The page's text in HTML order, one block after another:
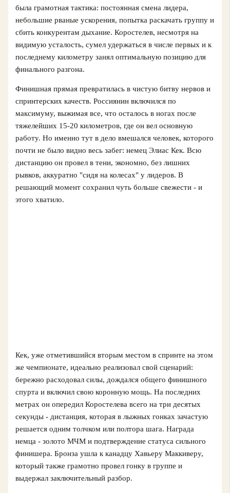
была грамотная тактика: постоянная смена лидера,
небольшие рваные ускорения, попытка раскачать группу и
сбить конкурентам дыхание. Коростелев, несмотря на
видимую усталость, сумел удержаться в числе первых и к
последнему километру занял оптимальную позицию для
финального разгона.
Финишная прямая превратилась в чистую битву нервов и
спринтерских качеств. Россиянин включился по
максимуму, выжимая все, что осталось в ногах после
тяжелейших 15-20 километров, где он вел основную
работу. Но именно тут в дело вмешался человек, которого
почти не было видно весь забег: немец Элиас Кек. Всю
дистанцию он провел в тени, экономно, без лишних
рывков, аккуратно "сидя на колесах" у лидеров. В
решающий момент сохранил чуть больше свежести - и
этого хватило.
Кек, уже отметившийся вторым местом в спринте на этом
же чемпионате, идеально реализовал свой сценарий:
бережно расходовал силы, дождался общего финишного
спурта и включил свою коронную мощь. На последних
метрах он опередил Коростелева всего на три десятых
секунды - дистанция, которая в лыжных гонках зачастую
решается одним толчком или полтора шага. Награда
немца - золото МЧМ и подтверждение статуса сильного
финишера. Бронза ушла к канадцу Хавьеру Маккиверу,
который также грамотно провел гонку в группе и
выдержал заключительный разбор.